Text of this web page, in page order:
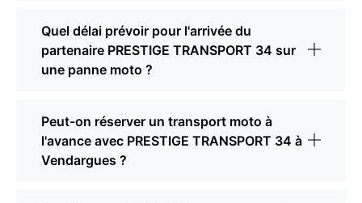
Quel délai prévoir pour l'arrivée du
partenaire PRESTIGE TRANSPORT 34 sur
une panne moto ?
Peut-on réserver un transport moto à
l'avance avec PRESTIGE TRANSPORT 34 à
Vendargues ?